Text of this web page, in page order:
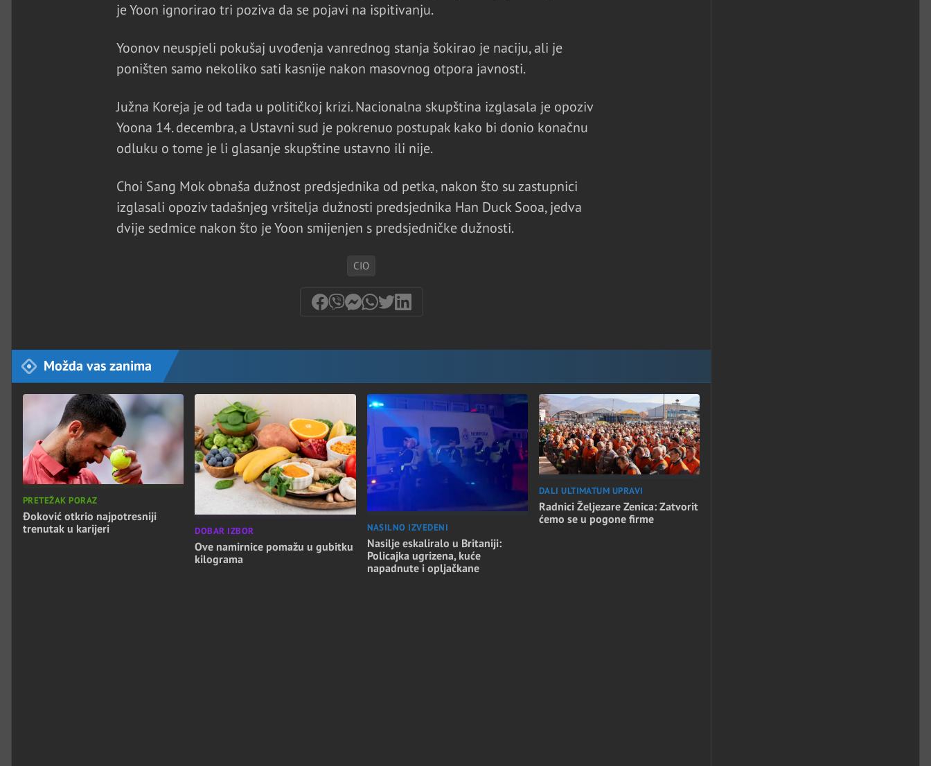
je Yoon ignorirao tri poziva da se pojavi na ispitivanju.
Yoonov neuspjeli pokušaj uvođenja vanrednog stanja šokirao je naciju, ali je
poništen samo nekoliko sati kasnije nakon masovnog otpora javnosti.
Južna Koreja je od tada u političkoj krizi. Nacionalna skupština izglasala je opoziv
Yoona 14. decembra, a Ustavni sud je pokrenuo postupak kako bi donio konačnu
odluku o tome je li glasanje skupštine ustavno ili nije.
Choi Sang Mok obnaša dužnost predsjednika od petka, nakon što su zastupnici
izglasali opoziv tadašnjeg vršitelja dužnosti predsjednika Han Duck Sooa, jedva
dvije sedmice nakon što je Yoon smijenjen s predsjedničke dužnosti.
CIO
Možda vas zanima
PRETEŽAK PORAZ
Đoković otkrio najpotresniji
trenutak u karijeri
DOBAR IZBOR
Ove namirnice pomažu u gubitku
kilograma
NASILNO IZVEDENI
Nasilje eskaliralo u Britaniji:
Policajka ugrizena, kuće
napadnute i opljačkane
DALI ULTIMATUM UPRAVI
Radnici Željezare Zenica: Zatvorit
ćemo se u pogone firme